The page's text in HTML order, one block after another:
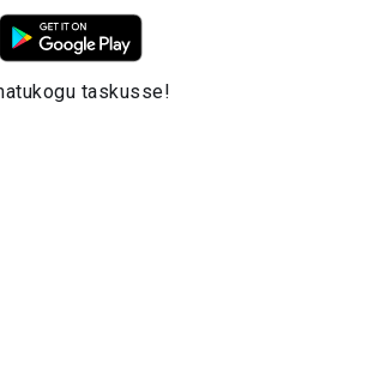
taskusse!